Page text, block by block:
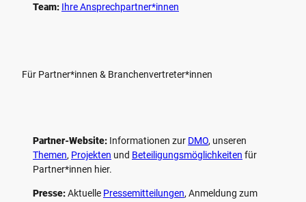
Team: Ihre Ansprechpartner*innen
Für Partner*innen & Branchenvertreter*innen
Partner-Website: Informationen zur DMO, unseren ­
Themen, Projekten und Beteiligungs­möglichkeiten für
Partner*innen hier.
Presse:Aktuelle Pressemitteilungen, Anmeldung zum